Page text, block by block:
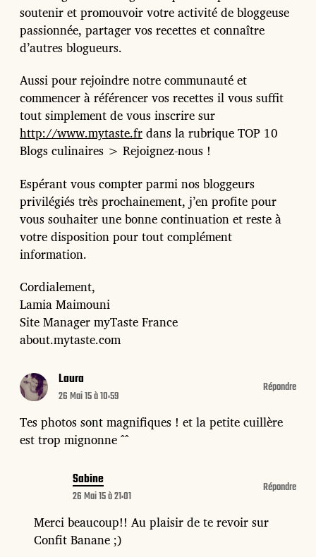
soutenir et promouvoir votre activité de bloggeuse
passionnée, partager vos recettes et connaître
d’autres blogueurs.
Aussi pour rejoindre notre communauté et
commencer à référencer vos recettes il vous suffit
tout simplement de vous inscrire sur
http://www.mytaste.frdans la rubrique TOP 10
Blogs culinaires > Rejoignez-nous !
Espérant vous compter parmi nos bloggeurs
privilégiés très prochainement, j’en profite pour
vous souhaiter une bonne continuation et reste à
votre disposition pour tout complément
information.
Cordialement,
Lamia Maimouni
Site Manager myTaste France
about.mytaste.com
Laura
26 Mai 15 à 10:59
Tes photos sont magnifiques ! et la petite cuillère
est trop mignonne ^^
Répondre
Sabine
26 Mai 15 à 21:01
Merci beaucoup!! Au plaisir de te revoir sur
Confit Banane ;)
Répondre